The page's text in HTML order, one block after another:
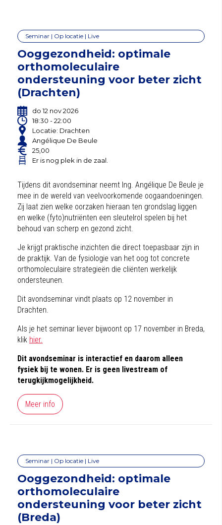
Seminar | Op locatie | Live
Ooggezondheid: optimale
orthomoleculaire
ondersteuning voor beter zicht
(Drachten)
do 12 nov 2026
18:30 - 22:00
Locatie: Drachten
Angélique De Beule
25,00
Er is nog plek in de zaal.
Tijdens dit avondseminar neemt Ing. Angélique De Beule je
mee in de wereld van veelvoorkomende oogaandoeningen.
Zij laat zien welke oorzaken hieraan ten grondslag liggen
en welke (fyto)nutriënten een sleutelrol spelen bij het
behoud van scherp en gezond zicht.
Je krijgt praktische inzichten die direct toepasbaar zijn in
de praktijk. Van de fysiologie van het oog tot concrete
orthomoleculaire strategieën die cliënten werkelijk
ondersteunen.
Dit avondseminar vindt plaats op 12 november in
Drachten.
Als je het seminar liever bijwoont op 17 november in Breda,
klik hier.
Dit avondseminar is interactief en daarom alleen
fysiek bij te wonen. Er is geen livestream of
terugkijkmogelijkheid.
Meer info
Seminar | Op locatie | Live
Ooggezondheid: optimale
orthomoleculaire
ondersteuning voor beter zicht
(Breda)